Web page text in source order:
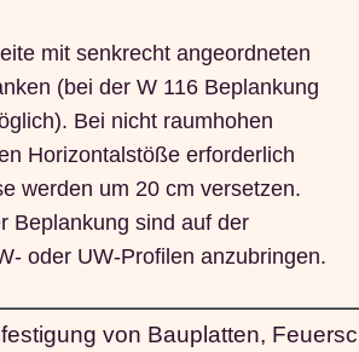
mit senkrecht angeordneten
(bei der W 116 Beplankung
Bei nicht raumhohen
Horizontalstöße erforderlich
werden um 20 cm versetzen.
Beplankung sind auf der
oder UW-Profilen anzubringen.
von Bauplatten,